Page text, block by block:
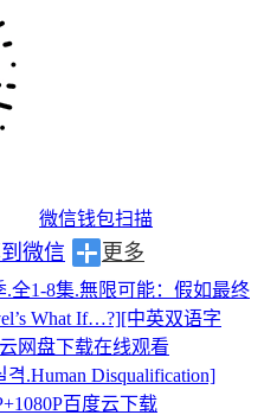
微信钱包扫描
微信 更多
全1-8集.無限可能：假如最终
What If…?][中英双语字
网盘下载在线观看
.Human Disqualification]
百度云下载